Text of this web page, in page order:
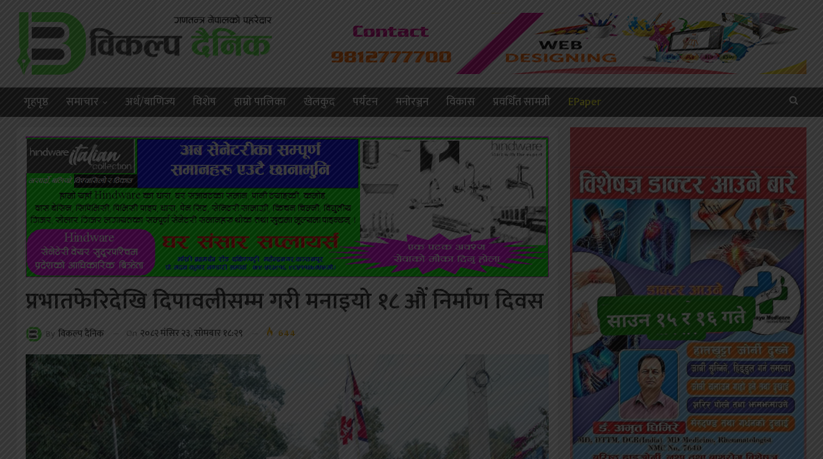
गृहपृष्ठ समाचार अर्थ/बाणिज्य विशेष हाम्राे पालिका खेलकुद पर्यटन मनाेरञ्जन विकास प्रवर्धित सामग्री EPaper
प्रभातफेरिदेखि दिपावलीसम्म गरी मनाइयो १८ औं निर्माण दिवस
By विकल्प दैनिक On २०८२ मंसिर २३, सोमबार १८:२९ 644